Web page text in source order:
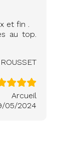
et fin .
au top.
Arcueil
05/2024